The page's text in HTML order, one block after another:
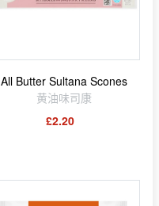
All Butter Sultana Scones
黄油味司康
£2.20